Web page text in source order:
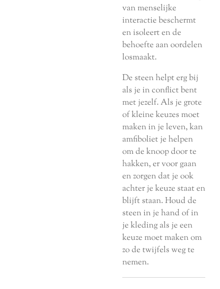
van menselijke
interactie beschermt
en isoleert en de
behoefte aan oordelen
losmaakt.
De steen helpt erg bij
als je in conflict bent
met jezelf. Als je grote
of kleine keuzes moet
maken in je leven, kan
amfiboliet je helpen
om de knoop door te
hakken, er voor gaan
en zorgen dat je ook
achter je keuze staat en
blijft staan. Houd de
steen in je hand of in
je kleding als je een
keuze moet maken om
zo de twijfels weg te
nemen.